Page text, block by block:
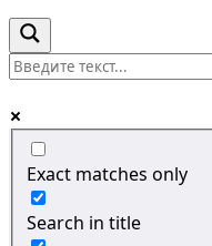
Exact matches only
Search in title